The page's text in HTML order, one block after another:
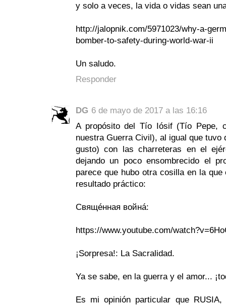
y solo a veces, la vida o vidas sean
http://jalopnik.com/5971023/why-a-
bomber-to-safety-during-world-war-ii
Un saludo.
Responder
DG 6 de mayo de 2017 a las 16:16
A propósito del Tío Iósif (Tío Pepe,
nuestra Guerra Civil), al igual que
gusto) con las charreteras en el
dejando un poco ensombrecido el
parece que hubo otra cosilla en la
resultado práctico:
Свящéнная войнá:
https://www.youtube.com/
¡Sorpresa!: La Sacralidad.
Ya se sabe, en la guerra y el amor...
Es mi opinión particular que